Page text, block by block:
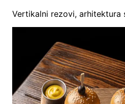
Vertikalni rezovi, arhitektura